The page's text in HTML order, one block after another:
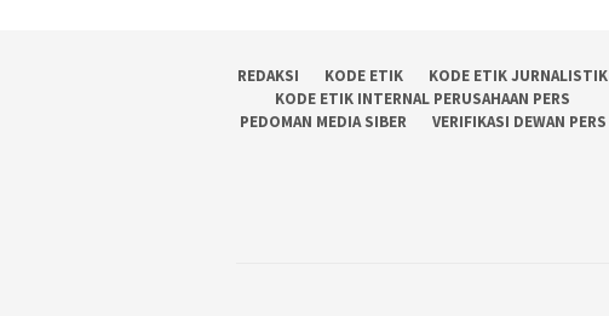
REDAKSI KODE ETIK
KODE ETIK JURNALISTIK
KODE ETIK INTERNAL PERUSAHAAN PERS
PEDOMAN MEDIA SIBER
VERIFIKASI DEWAN PERS